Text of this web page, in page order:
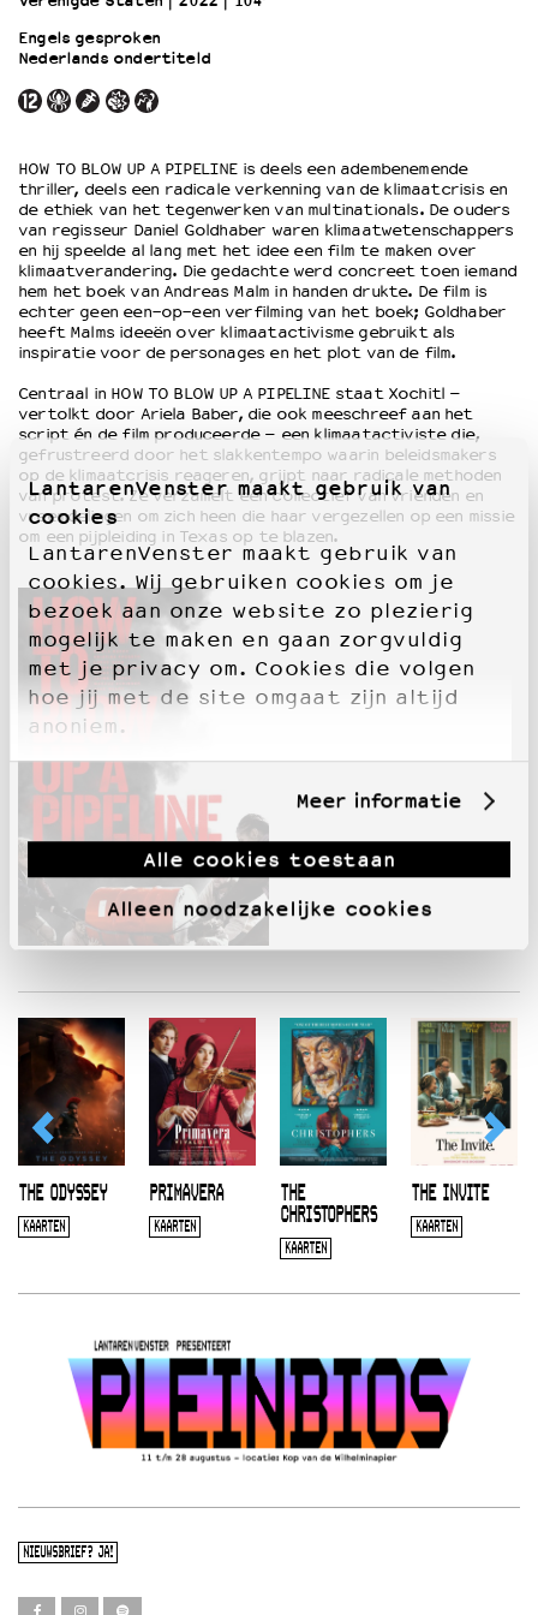
LantarenVenster maakt gebruik van
cookies
LantarenVenster maakt gebruik van
cookies. Wij gebruiken cookies om je
bezoek aan onze website zo plezierig
mogelijk te maken en gaan zorgvuldig
met je privacy om. Cookies die volgen
hoe jij met de site omgaat zijn altijd
anoniem.
Meer informatie
Alle cookies toestaan
Alleen noodzakelijke cookies
OVER LANTARENVENSTER
Wat we doen
Word vriend
Historie
Partners
Huisregels
Privacyverklaring
Integriteits- en gedragscode
Duurzaamheid
Ruimte voor artistieke vrijheid – VNPF
Engels gesproken
Nederlands ondertiteld
HOW TO BLOW UP A PIPELINE is deels een adembenemende
thriller, deels een radicale verkenning van de klimaatcrisis en
de ethiek van het tegenwerken van multinationals. De ouders
van regisseur Daniel Goldhaber waren klimaatwetenschappers
en hij speelde al lang met het idee een film te maken over
klimaatverandering. Die gedachte werd concreet toen iemand
hem het boek van Andreas Malm in handen drukte. De film is
echter geen een-op-een verfilming van het boek; Goldhaber
heeft Malms ideeën over klimaatactivisme gebruikt als
inspiratie voor de personages en het plot van de film.
Centraal in HOW TO BLOW UP A PIPELINE staat Xochitl –
vertolkt door Ariela Baber, die ook meeschreef aan het
script én de film produceerde – een klimaatactiviste die,
gefrustreerd door het slakkentempo waarin beleidsmakers
op de klimaatcrisis reageren, grijpt naar radicale methoden
van protest. Ze verzamelt een collectief van vrienden en
vreemdelingen om zich heen die haar vergezellen op een missie
om een pijpleiding in Texas op te blazen.
THE ODYSSEY
KAARTEN
PRIMAVERA
KAARTEN
THE
CHRISTOPHERS
KAARTEN
THE INVITE
KAARTEN
NIEUWSBRIEF? JA!